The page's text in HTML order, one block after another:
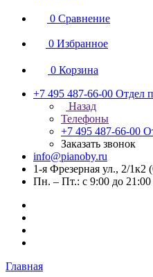
0 Сравнение
0 Избранное
0 Корзина
+7 495 487-66-00 Отдел
Назад
Телефоны
+7 495 487-66-00
Заказать звонок
info@pianoby.ru
1-я Фрезерная ул., 2/1к2
Пн. – Пт.: с 9:00 до
Главная